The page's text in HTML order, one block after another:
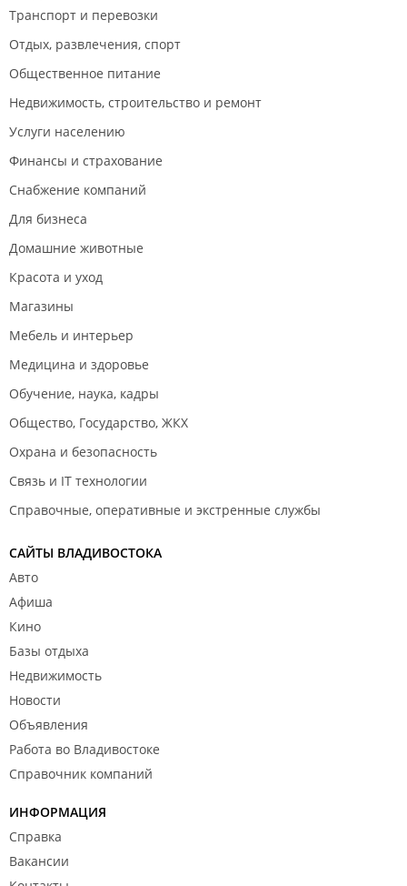
Транспорт и перевозки
Отдых, развлечения, спорт
Общественное питание
Недвижимость, строительство и ремонт
Услуги населению
Финансы и страхование
Снабжение компаний
Для бизнеса
Домашние животные
Красота и уход
Магазины
Мебель и интерьер
Медицина и здоровье
Обучение, наука, кадры
Общество, Государство, ЖКХ
Охрана и безопасность
Связь и IT технологии
Справочные, оперативные и экстренные службы
САЙТЫ ВЛАДИВОСТОКА
Авто
Афиша
Кино
Базы отдыха
Недвижимость
Новости
Объявления
Работа во Владивостоке
Справочник компаний
ИНФОРМАЦИЯ
Справка
Вакансии